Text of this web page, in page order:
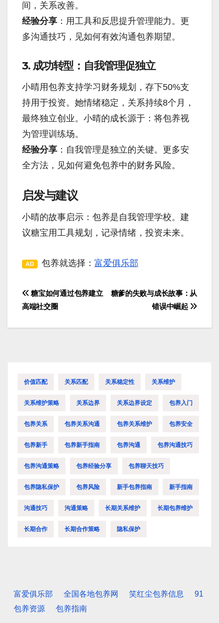
间，关系改善。
经验分享 ：用工具和反思提升管理能力。更
多沟通技巧，见如何有效沟通包养期望。
3. 成功转型：自我管理促独立
小晴用包养支持学习财务规划，存下50%支
持用于投资。她情绪稳定，关系持续8个月，
最终独立创业。小晴的成长源于：将包养视
为管理训练场。
经验分享 ：自我管理是独立的关键。更多安
全方法，见如何避免包养中的财务风险。
启发与建议
小晴的故事启示：包养是自我管理学校。建
议糖宝用工具规划，记录情绪，投资未来。
AD 包养就选择： 富爱俱乐部
文
导
糖爹的失败与成长故事：从
错误中崛起
糖宝如何通过包养建立
高端社交圈
价值匹配 关系匹配 关系稳定性 关系维护
关系维护策略 关系边界 关系边界设定 包养入门
包养关系 包养关系沟通 包养关系维护 包养安全
包养新手 包养新手指南 包养沟通 包养沟通技巧
包养沟通策略 包养经验分享 包养聊天技巧
包养隐私保护 包养风险 新手包养指南 新手指南
沟通技巧 沟通策略 长期关系维护 长期包养维护
长期合作 长期合作策略 隐私保护
富爱俱乐部 全国各地包养网 笑红尘包养信息
91
包养资源
包养指南